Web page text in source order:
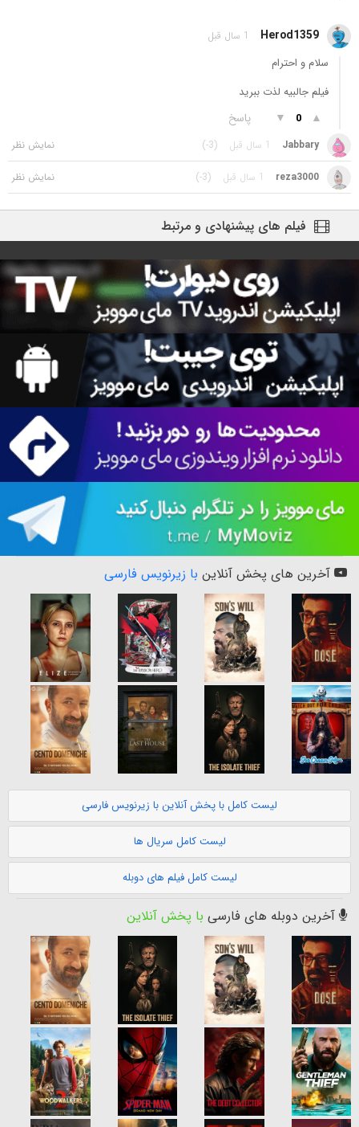
Herod1359 1 سال قبل
سلام و احترام
فیلم جالبیه لذت ببرید
▲
0
▼ پاسخ
Jabbary 1 سال قبل (-3)
reza3000 1 سال قبل (-3)
فیلم های پیشنهادی و مرتبط
آخرین های پخش آنلاین با زیرنویس فارسی
لیست کامل با پخش آنلاین با زیرنویس فارسی
لیست کامل سریال ها
لیست کامل فیلم های دوبله
آخرین دوبله های فارسی با پخش آنلاین